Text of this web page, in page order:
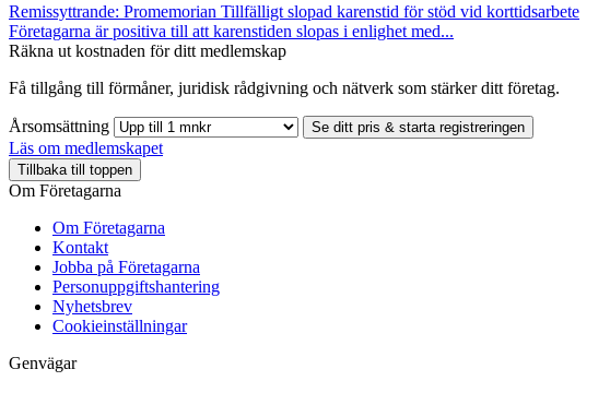
Remissyttrande: Promemorian Tillfälligt slopad karenstid för stöd vid korttidsarbete
Företagarna är positiva till att karenstiden slopas i enlighet med...
Räkna ut kostnaden för ditt medlemskap
Få tillgång till förmåner, juridisk rådgivning och nätverk som stärker ditt företag.
Årsomsättning Se ditt pris & starta registreringen
Läs om medlemskapet
Tillbaka till toppen
Om Företagarna
Om Företagarna
Kontakt
Jobba på Företagarna
Personuppgiftshantering
Nyhetsbrev
Cookieinställningar
Genvägar